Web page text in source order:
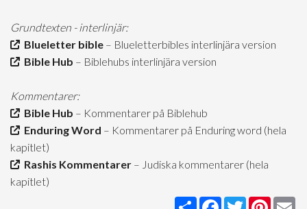
Grundtexten - interlinjär:
Blueletter bible – Blueletterbibles interlinjära version
Bible Hub – Biblehubs interlinjära version
Kommentarer:
Bible Hub – Kommentarer på Biblehub
Enduring Word – Kommentarer på Enduring word (hela
kapitlet)
Rashis Kommentarer – Judiska kommentarer (hela
kapitlet)
Share Facebook
Twitter